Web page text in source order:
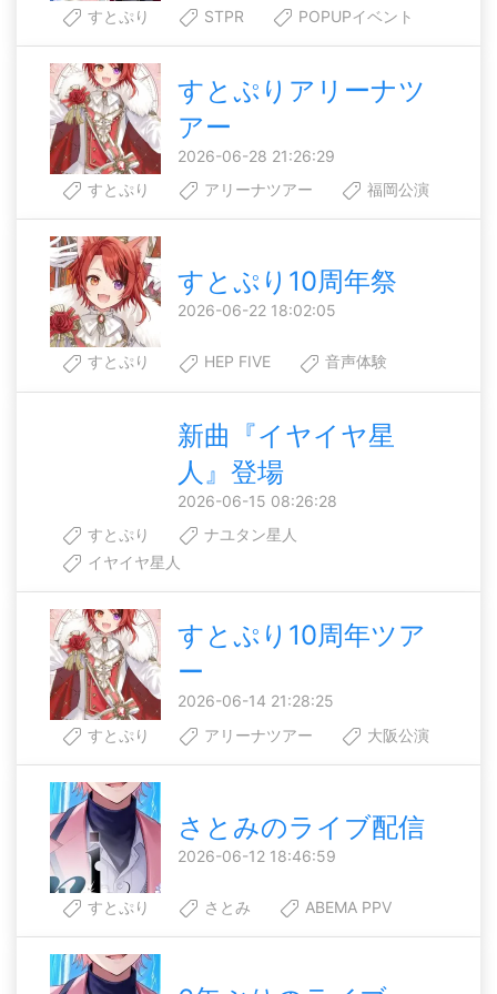
すとぷり STPR POPUPイベント
すとぷりアリーナツ
アー
2026-06-28 21:26:29
すとぷり
アリーナツアー 福岡公演
すとぷり10周年祭
2026-06-22 18:02:05
すとぷり HEP FIVE 音声体験
新曲『イヤイヤ星
人』登場
2026-06-15 08:26:28
すとぷり
ナユタン星人
イヤイヤ星人
すとぷり10周年ツア
ー
2026-06-14 21:28:25
すとぷり
アリーナツアー 大阪公演
さとみのライブ配信
2026-06-12 18:46:59
すとぷり さとみ ABEMA PPV